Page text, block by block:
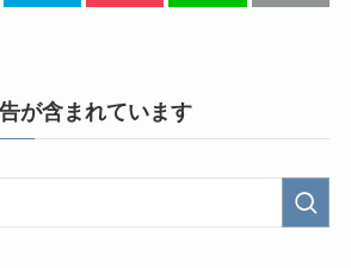
が含まれています